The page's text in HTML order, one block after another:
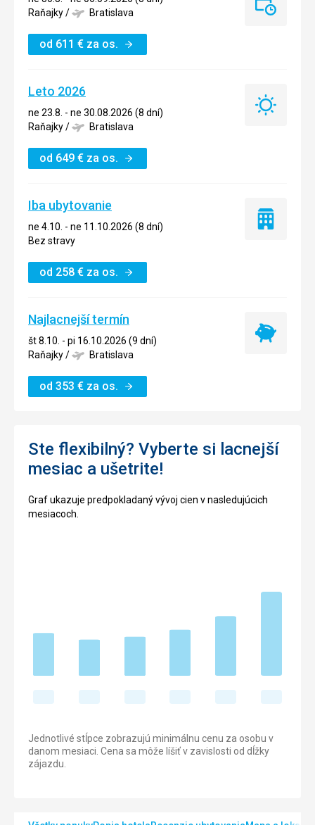
Raňajky/ Bratislava
od 611 € za os.
Last
Leto 2026
ne 23.8. - ne 30.08.2026 (8 dní)
Raňajky/ Bratislava
od 649 € za os.
Leto
Iba ubytovanie
ne 4.10. - ne 11.10.2026 (8 dní)
Bez stravy
od 258 € za os.
Iba
Najlacnejší termín
št 8.10. - pi 16.10.2026 (9 dní)
Raňajky/ Bratislava
od 353 € za os.
Najlacnejší
Ste flexibilný? Vyberte si lacnejší
mesiac a ušetrite!
Graf ukazuje predpokladaný vývoj cien v nasledujúcich
mesiacoch.
Jednotlivé stĺpce zobrazujú minimálnu cenu za osobu v
danom mesiaci. Cena sa môže líšiť v zavislosti od dĺžky
zájazdu.